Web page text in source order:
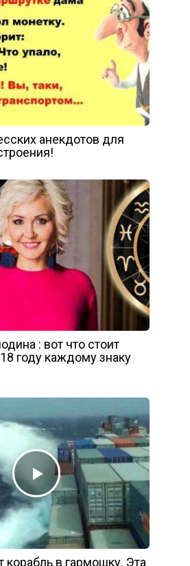
анекдотов для
: вот что стоит
году каждому знаку
корабль в гармошку. Эта